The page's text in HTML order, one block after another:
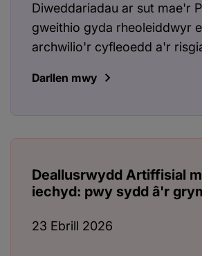
Diweddariadau ar sut mae'r
gweithio gyda rheoleiddwyr
archwilio'r cyfleoedd a'r
Darllen mwy
Deallusrwydd Artiffisial
iechyd: pwy sydd â'r
23 Ebrill 2026